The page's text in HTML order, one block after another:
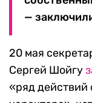
—
20 мая
Сергей Шойгу
«ряд действий